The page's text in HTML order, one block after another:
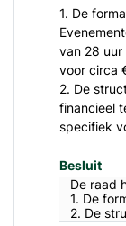
1. De
van 28
voor circa
2. De
financieel
specifiek
Besluit
De raad
1. De
2. De